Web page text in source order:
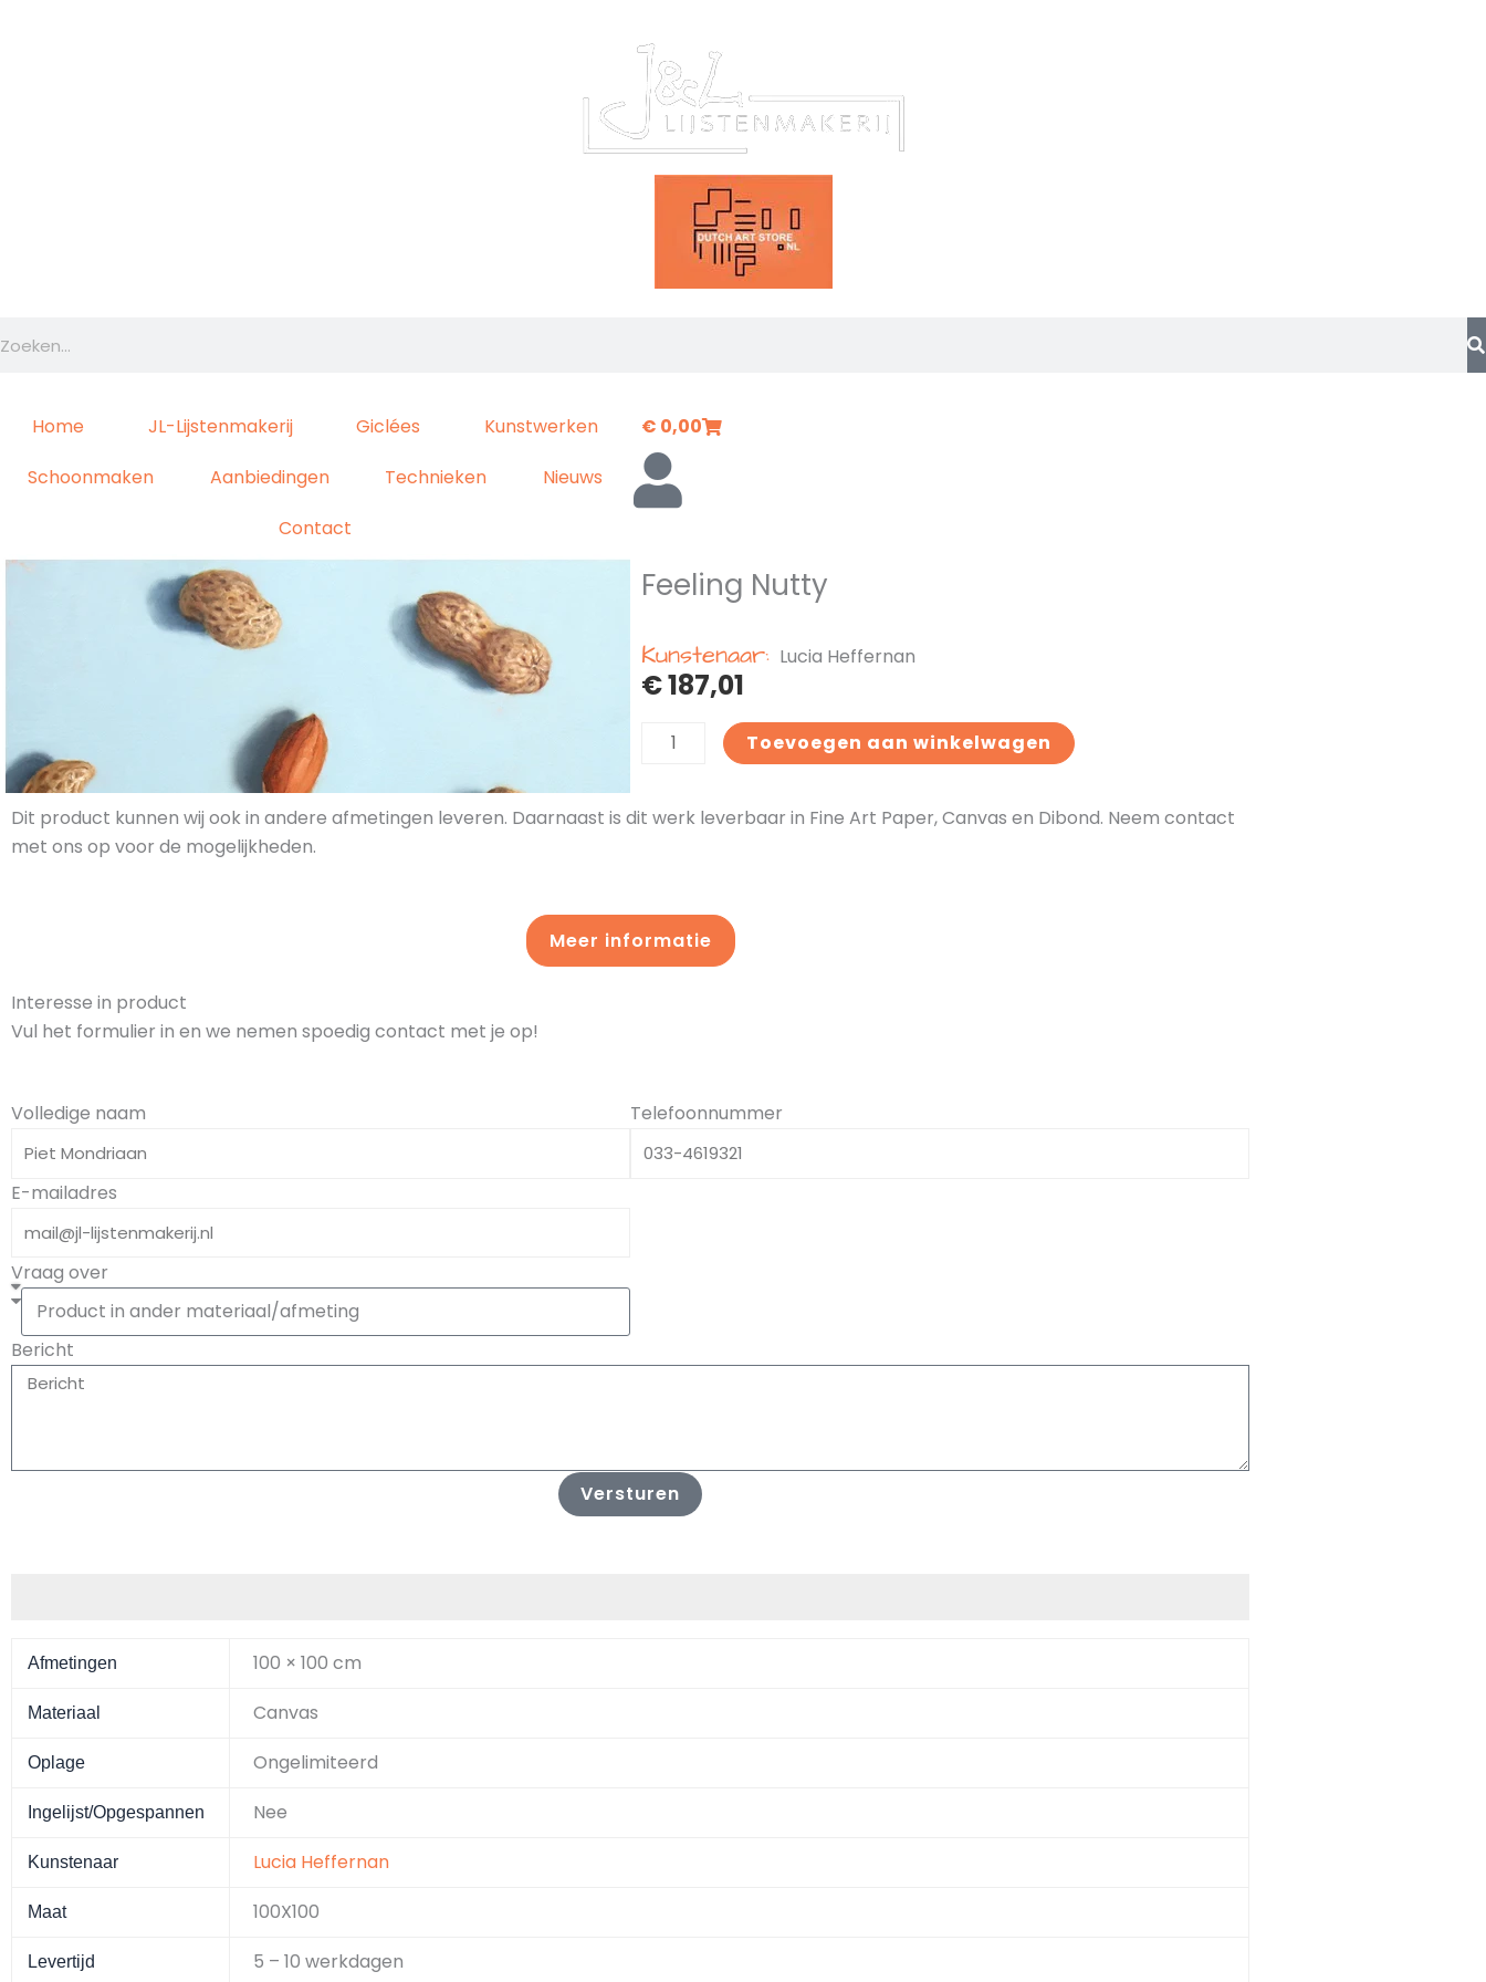
Home JL-Lijstenmakerij Giclées
Kunstwerken
Schoonmaken
Aanbiedingen Technieken
Nieuws
Contact
€ 0,00
Feeling Nutty
Kunstenaar: Lucia Heffernan
€187,01
Feeling
Toevoegen aan winkelwagen
Dit product kunnen wij ook in andere afmetingen leveren. Daarnaast is dit werk leverbaar in Fine Art Paper, Canvas en Dibond. Neem contact
met ons op voor de mogelijkheden.
Meer informatie
Interesse in product
Vul het formulier in en we nemen spoedig contact met je op!
Volledige naam Telefoonnummer
E-mailadres
Vraag over
Bericht
Versturen
Afmetingen 100 × 100 cm
Materiaal Canvas
Oplage Ongelimiteerd
Ingelijst/Opgespannen Nee
Kunstenaar Lucia Heffernan
Maat 100X100
Levertijd 5 – 10 werkdagen